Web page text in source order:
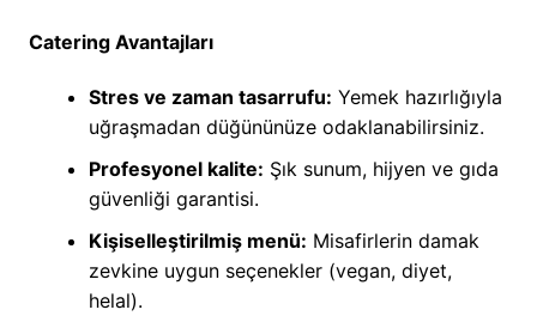
Catering Avantajları
Stres ve zaman tasarrufu: Yemek hazırlığıyla
uğraşmadan düğününüze odaklanabilirsiniz.
Profesyonel kalite: Şık sunum, hijyen ve gıda
güvenliği garantisi.
Kişiselleştirilmiş menü: Misafirlerin damak
zevkine uygun seçenekler (vegan, diyet,
helal).